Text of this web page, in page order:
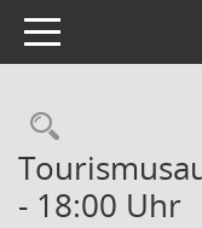
Toggle navigation
- 18:00 Uhr